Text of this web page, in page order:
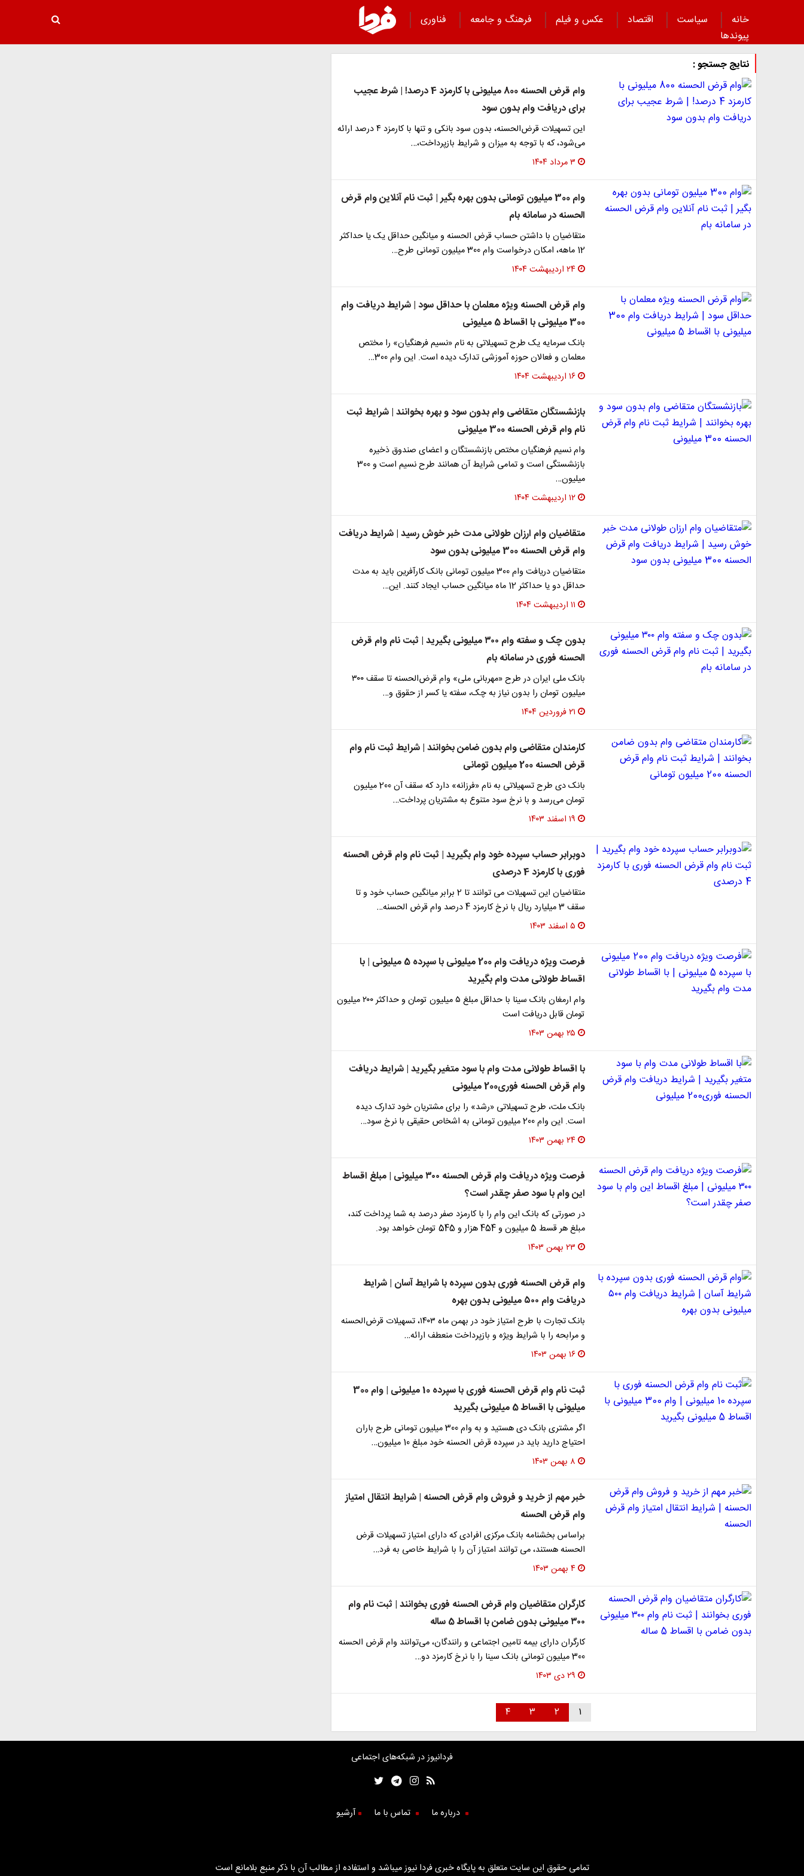
خانه سیاست اقتصاد عکس و فیلم فرهنگ و جامعه
فناوری
پیوند‌ها
نتایج جستجو :
وام قرض الحسنه 800 میلیونی با کارمزد 4 درصد! | شرط عجیب
برای دریافت وام بدون سود
این تسهیلات قرض‌الحسنه، بدون سود بانکی و تنها با کارمزد ۴ درصد ارائه
می‌شود، که با توجه به میزان و شرایط بازپرداخت،…
۳ مرداد ۱۴۰۴
وام 300 میلیون تومانی بدون بهره بگیر | ثبت نام آنلاین وام قرض
الحسنه در سامانه بام
متقاضیان با داشتن حساب قرض الحسنه و میانگین حداقل یک یا حداکثر
12 ماهه، امکان درخواست وام 300 میلیون تومانی طرح…
۲۴ اردیبهشت ۱۴۰۴
وام قرض الحسنه ویژه معلمان با حداقل سود | شرایط دریافت وام
300 میلیونی با اقساط 5 میلیونی
بانک سرمایه یک طرح تسهیلاتی به نام «نسیم فرهنگیان» را مختص
معلمان و فعالان حوزه آموزشی تدارک دیده است. این وام 300…
۱۶ اردیبهشت ۱۴۰۴
بازنشستگان متقاضی وام بدون سود و بهره بخوانند | شرایط ثبت
نام وام قرض ‌الحسنه 300 میلیونی
وام نسیم فرهنگیان مختص بازنشستگان و اعضای صندوق ذخیره
بازنشستگی است و تمامی شرایط آن همانند طرح نسیم است و 300
میلیون…
۱۲ اردیبهشت ۱۴۰۴
متقاضیان وام ارزان طولانی مدت خبر خوش رسید | شرایط دریافت
وام قرض الحسنه 300 میلیونی بدون سود
متقاضیان دریافت وام 300 میلیون تومانی بانک کارآفرین باید به مدت
حداقل دو یا حداکثر 12 ماه میانگین حساب ایجاد کنند. این…
۱۱ اردیبهشت ۱۴۰۴
بدون چک و سفته وام ۳۰۰ میلیونی بگیرید | ثبت نام وام قرض
الحسنه فوری در سامانه بام
بانک ملی ایران در طرح «مهربانی ملی» وام قرض‌الحسنه تا سقف ۳۰۰
میلیون تومان را بدون نیاز به چک، سفته یا کسر از حقوق و…
۲۱ فروردین ۱۴۰۴
کارمندان متقاضی وام بدون ضامن بخوانند | شرایط ثبت نام وام
قرض الحسنه 200 میلیون تومانی
بانک دی طرح تسهیلاتی به نام «فرزانه» دارد که سقف آن 200 میلیون
تومان می‌رسد و با نرخ سود متنوع به مشتریان پرداخت…
۱۹ اسفند ۱۴۰۳
دوبرابر حساب سپرده خود وام بگیرید | ثبت نام وام قرض الحسنه
فوری با کارمزد 4 درصدی
متقاضیان این تسهیلات می توانند تا 2 برابر میانگین حساب خود و تا
سقف 3 میلیارد ریال با نرخ کارمزد 4 درصد وام قرض الحسنه…
۵ اسفند ۱۴۰۳
فرصت ویژه دریافت وام 200 میلیونی با سپرده 5 میلیونی | با
اقساط طولانی مدت وام بگیرید
وام ارمغان بانک سینا با حداقل مبلغ ۵ میلیون تومان و حداکثر ۲۰۰ میلیون
تومان قابل دریافت است
۲۵ بهمن ۱۴۰۳
با اقساط طولانی مدت وام با سود متغیر بگیرید | شرایط دریافت
وام قرض الحسنه فوری200 میلیونی
بانک ملت، طرح تسهیلاتی «رشد» را برای مشتریان خود تدارک دیده
است. این وام 200 میلیون تومانی به اشخاص حقیقی با نرخ سود…
۲۴ بهمن ۱۴۰۳
فرصت ویژه دریافت وام قرض الحسنه ۳۰۰ میلیونی | مبلغ اقساط
این وام با سود صفر چقدر است؟
در صورتی که بانک این وام را با کارمزد صفر درصد به شما پرداخت کند،
مبلغ هر قسط 5 میلیون و 454 هزار و 545 تومان خواهد بود.
۲۳ بهمن ۱۴۰۳
وام قرض الحسنه فوری بدون سپرده با شرایط آسان | شرایط
دریافت وام ۵۰۰ میلیونی بدون بهره
بانک تجارت با طرح امتیاز خود در بهمن ماه ۱۴۰۳، تسهیلات قرض‌الحسنه
و مرابحه را با شرایط ویژه و بازپرداخت منعطف ارائه…
۱۶ بهمن ۱۴۰۳
ثبت نام وام قرض الحسنه فوری با سپرده 10 میلیونی | وام 300
میلیونی با اقساط 5 میلیونی بگیرید
اگر مشتری بانک دی هستید و به وام 300 میلیون تومانی طرح باران
احتیاج دارید باید در سپرده قرض الحسنه خود مبلغ 10 میلیون…
۸ بهمن ۱۴۰۳
خبر مهم از خرید و فروش وام قرض الحسنه | شرایط انتقال امتیاز
وام قرض‌ الحسنه
براساس بخشنامه بانک مرکزی افرادی که دارای امتیاز تسهیلات قرض
الحسنه هستند، می توانند امتیاز آن را با شرایط خاصی به فرد…
۴ بهمن ۱۴۰۳
کارگران متقاضیان وام قرض الحسنه فوری بخوانند | ثبت نام وام
۳۰۰ میلیونی بدون ضامن با اقساط 5 ساله
کارگران دارای بیمه تامین اجتماعی و رانندگان، می‌توانند وام قرض الحسنه
300 میلیون تومانی بانک سینا را با نرخ کارمزد دو…
۲۹ دی ۱۴۰۳
۱ ۲ ۳ ۴
فردانیوز در شبکه‌های اجتماعی
درباره ما تماس با ما آرشیو
تمامی حقوق این سایت متعلق به پایگاه خبری فردا نیوز میباشد و استفاده از مطالب آن با ذکر منبع بلامانع است